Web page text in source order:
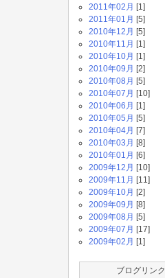
2011年02月 [1]
2011年01月 [5]
2010年12月 [5]
2010年11月 [1]
2010年10月 [1]
2010年09月 [2]
2010年08月 [5]
2010年07月 [10]
2010年06月 [1]
2010年05月 [5]
2010年04月 [7]
2010年03月 [8]
2010年01月 [6]
2009年12月 [10]
2009年11月 [11]
2009年10月 [2]
2009年09月 [8]
2009年08月 [5]
2009年07月 [17]
2009年02月 [1]
ブログリンク